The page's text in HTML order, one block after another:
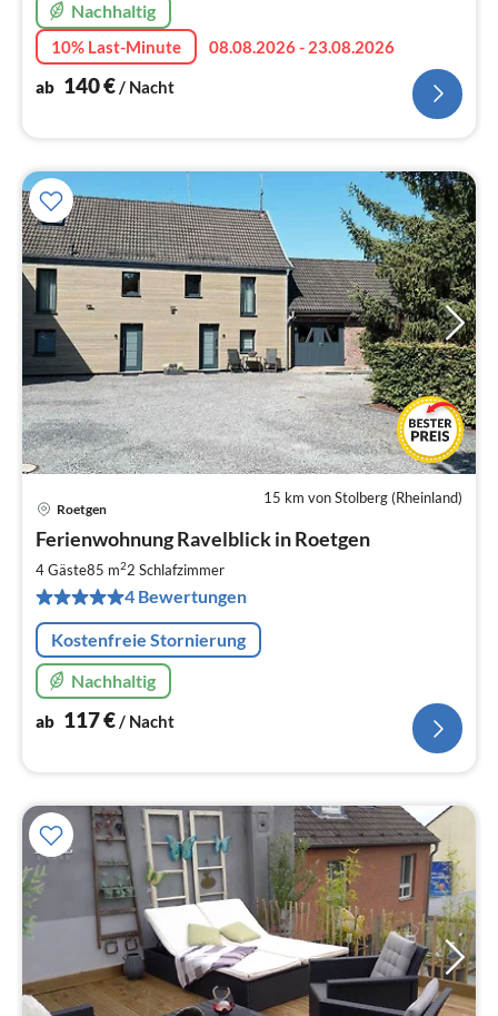
Nachhaltig
10% Last-Minute
08.08.2026 - 23.08.2026
ab 140€/ Nacht
15 km von Stolberg (Rheinland)
Roetgen
Ferienwohnung Ravelblick in Roetgen
4 Gäste85 m22 Schlafzimmer
4 Bewertungen
Kostenfreie Stornierung
Nachhaltig
ab 117€/ Nacht